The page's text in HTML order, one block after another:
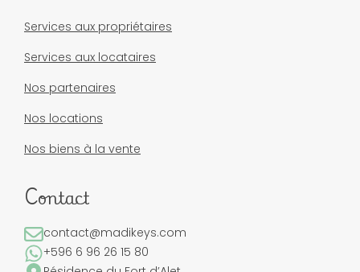
Services aux propriétaires
Services aux locataires
Nos partenaires
Nos locations
Nos biens à la vente
Contact
contact@madikeys.com
+596 6 96 26 15 80